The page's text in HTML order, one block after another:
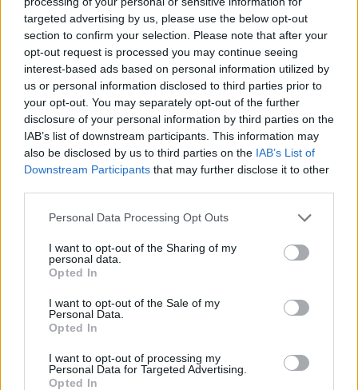
targeted advertising by us, please use the below opt-out
section to confirm your selection. Please note that after your
opt-out request is processed you may continue seeing
interest-based ads based on personal information utilized by
us or personal information disclosed to third parties prior to
your opt-out. You may separately opt-out of the further
disclosure of your personal information by third parties on the
IAB’s list of downstream participants. This information may
also be disclosed by us to third parties on the IAB’s List of
Downstream Participants that may further disclose it to other
Personal Data Processing Opt Outs
I want to opt-out of the Sharing of my
personal data.
Opted In
I want to opt-out of the Sale of my
Personal Data.
Opted In
I want to opt-out of processing my
Personal Data for Targeted Advertising.
Opted In
Ekzekutimi i Gentjan
Bejtjas, Gjykata lë në burg
dy të arrestuarit
Ekzekutimi i Bejtjas në
oborrin e shtëpisë, Fushë
Kruja në “shtet rrethim”,
kontrolle të befasishme
në mjete të dyshimta
Ekzekutimi i ish-policit
Gentian Bejtja/ Si u vu në
dyshohet se kishin marrë
tjetër porosi për vrasje…